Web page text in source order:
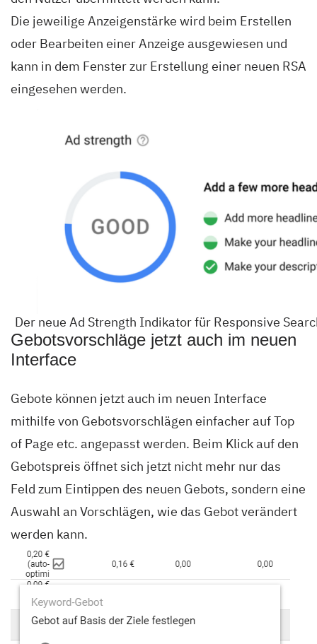
Die jeweilige Anzeigenstärke wird beim Erstellen
oder Bearbeiten einer Anzeige ausgewiesen und
kann in dem Fenster zur Erstellung einer neuen RSA
eingesehen werden.
Der neue Ad Strength Indikator für Responsive
Gebotsvorschläge jetzt auch im neuen
Interface
Gebote können jetzt auch im neuen Interface
mithilfe von Gebotsvorschlägen einfacher auf Top
of Page etc. angepasst werden. Beim Klick auf den
Gebotspreis öffnet sich jetzt nicht mehr nur das
Feld zum Eintippen des neuen Gebots, sondern eine
Auswahl an Vorschlägen, wie das Gebot verändert
werden kann.